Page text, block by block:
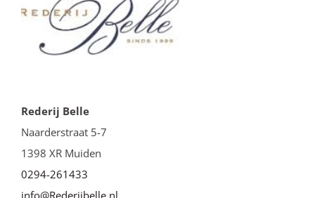
Rederij Belle
Naarderstraat 5-7
1398 XR Muiden
0294-261433
info@Rederijbelle.nl